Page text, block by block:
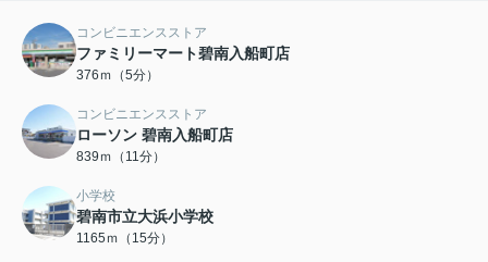
コンビニエンスストア
ファミリーマート碧南入船町店
376ｍ（5分）
コンビニエンスストア
ローソン 碧南入船町店
839ｍ（11分）
小学校
碧南市立大浜小学校
1165ｍ（15分）